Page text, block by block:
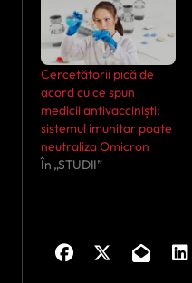
Cercetătorii pică de
acord cu ce spun
medicii antivacciniști:
sistemul imunitar poate
neutraliza Omicron
În „STUDII”